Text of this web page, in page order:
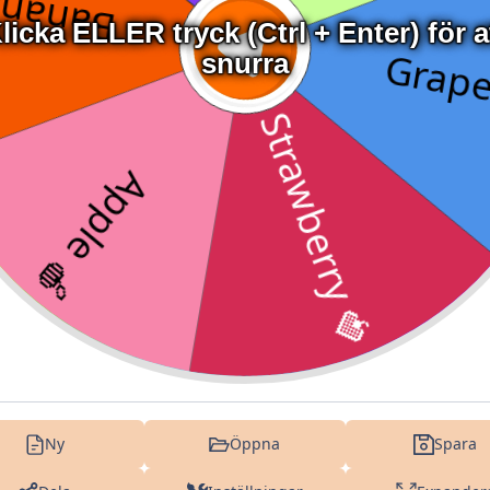
ELLER tryck (Ctrl + Enter) för
snurra
Ny Öppna Spara